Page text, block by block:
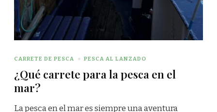
CARRETE DE PESCA PESCA AL LANZADO
¿Qué carrete para la pesca en el
mar?
La pesca en el mar es siempre una aventura